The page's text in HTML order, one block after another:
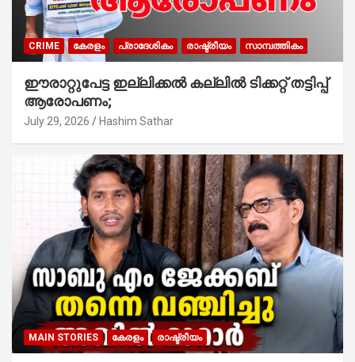
CRIME കേരളം പ്രാദേശികം രാഷ്ട്രീയം സാമ്പത്തികം
ഈരാറ്റുപേട്ട ഇല്ലിക്കൽ കല്ലിൽ ടിക്കറ്റ് തട്ടിപ്പ്
ആരോപണം;
July 29, 2026 Hashim Sathar
MAIN STORIES കേരളം രാഷ്ട്രീയം